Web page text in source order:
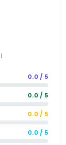
0.0 / 5
0.0 / 5
0.0 / 5
0.0 / 5